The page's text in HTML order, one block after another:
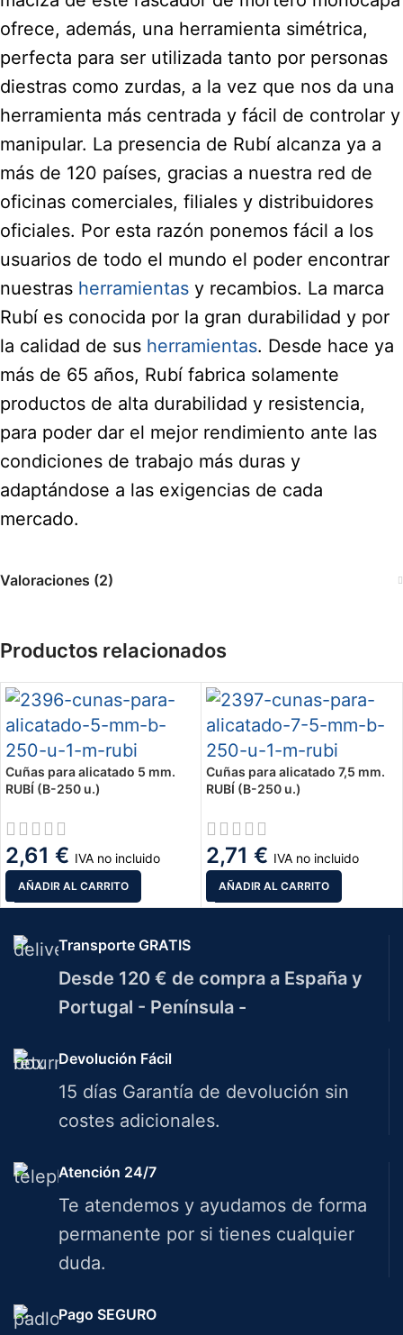
ofrece, además, una herramienta simétrica,
perfecta para ser utilizada tanto por personas
diestras como zurdas, a la vez que nos da una
herramienta más centrada y fácil de controlar y
manipular. La presencia de Rubí alcanza ya a
más de 120 países, gracias a nuestra red de
oficinas comerciales, filiales y distribuidores
oficiales. Por esta razón ponemos fácil a los
usuarios de todo el mundo el poder encontrar
nuestras herramientas y recambios. La marca
Rubí es conocida por la gran durabilidad y por
la calidad de sus herramientas. Desde hace ya
más de 65 años, Rubí fabrica solamente
productos de alta durabilidad y resistencia,
para poder dar el mejor rendimiento ante las
condiciones de trabajo más duras y
adaptándose a las exigencias de cada
mercado.
Valoraciones (2)
Productos relacionados
Cuñas para alicatado 5 mm.
RUBÍ (B-250 u.)
2,61 € IVA no incluido
AÑADIR AL CARRITO
Cuñas para alicatado 7,5 mm.
RUBÍ (B-250 u.)
2,71 € IVA no incluido
AÑADIR AL CARRITO
Transporte GRATIS
Desde 120 € de compra a España y
Portugal - Península -
Devolución Fácil
15 días Garantía de devolución sin
costes adicionales.
Atención 24/7
Te atendemos y ayudamos de forma
permanente por si tienes cualquier
duda.
Pago SEGURO